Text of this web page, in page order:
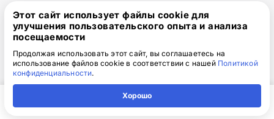
Полный комплект официальных
Доступ к онлайн-платформе Академии
Учебно-методические материалы
Этот сайт использует файлы cookie для
улучшения пользовательского опыта и анализа
посещаемости
Продолжая использовать этот сайт, вы соглашаетесь на
использование файлов cookie в соответствии с нашей Политикой
конфиденциальности.
Хорошо